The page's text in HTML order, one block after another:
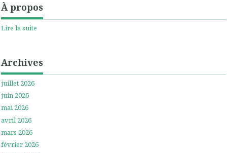
À propos
Lire la suite
Archives
juillet 2026
juin 2026
mai 2026
avril 2026
mars 2026
février 2026